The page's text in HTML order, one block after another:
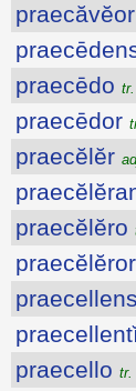
praecăvĕor
praecēdo
praecēdor
praecĕlĕr
praecĕlĕro
praecĕlĕror
praecellens
praecello tr.